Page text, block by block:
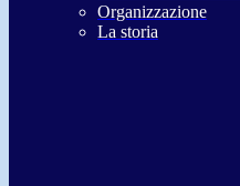
Organizzazione
La storia